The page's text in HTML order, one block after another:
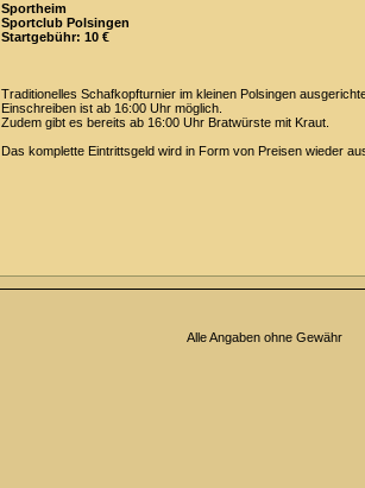
Sportheim
Sportclub Polsingen
Startgebühr: 10 €
Traditionelles Schafkopfturnier im kleinen Polsingen
Einschreiben ist ab 16:00 Uhr möglich.
Zudem gibt es bereits ab 16:00 Uhr Bratwürste mit Kraut.
Das komplette Eintrittsgeld wird in Form von Preisen wieder
Alle Angaben ohne Gewähr